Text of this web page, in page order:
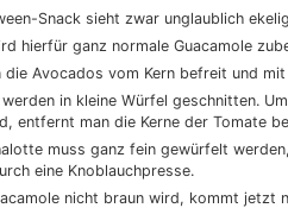
Snack sieht zwar unglaublich
hierfür ganz normale Guacamole
die Avocados vom Kern befreit und
werden in kleine Würfel geschnitten.
entfernt man die Kerne der Tomate
muss ganz fein gewürfelt
eine Knoblauchpresse.
nicht braun wird, kommt jetzt